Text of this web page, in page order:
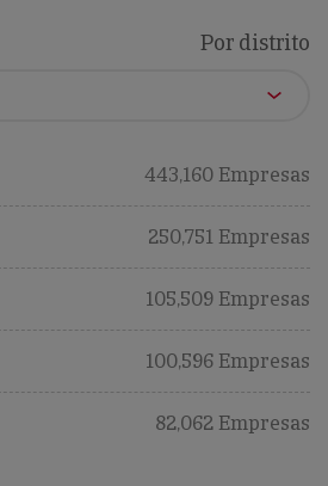
Por distrito
443,160 Empresas
250,751 Empresas
105,509 Empresas
100,596 Empresas
82,062 Empresas